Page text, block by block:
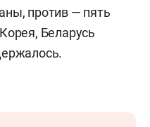
против — пять
Беларусь